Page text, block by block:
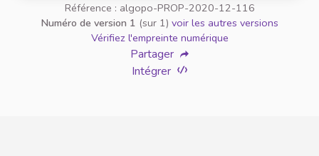
Référence : algopo-PROP-2020-12-116
Numéro de version 1 (sur 1) voir les autres versions
Vérifiez l'empreinte numérique
Partager
Intégrer